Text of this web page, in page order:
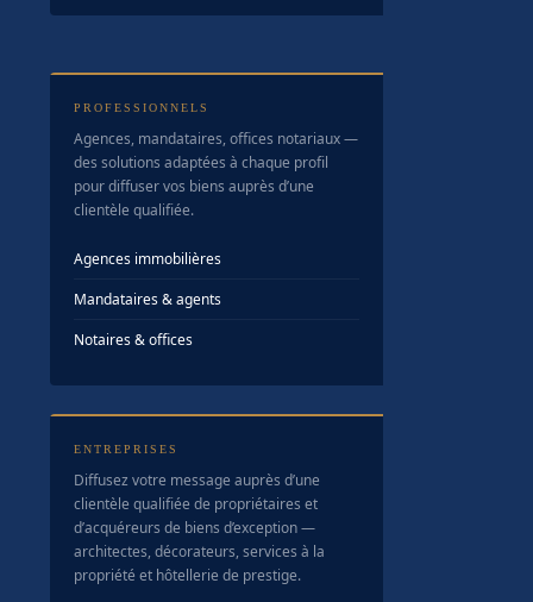
PROFESSIONNELS
Agences, mandataires, offices notariaux —
des solutions adaptées à chaque profil
pour diffuser vos biens auprès d’une
clientèle qualifiée.
Agences immobilières
Mandataires & agents
Notaires & offices
ENTREPRISES
Diffusez votre message auprès d’une
clientèle qualifiée de propriétaires et
d’acquéreurs de biens d’exception —
architectes, décorateurs, services à la
propriété et hôtellerie de prestige.